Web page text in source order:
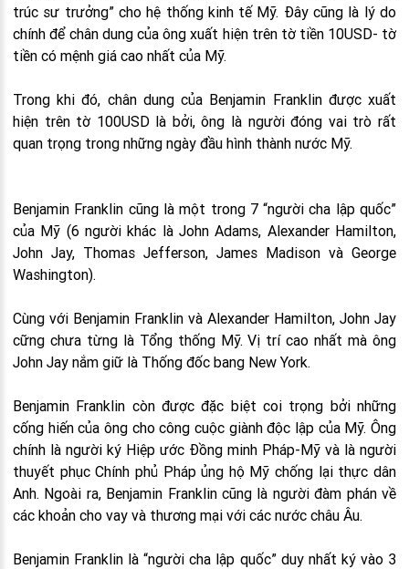
trúc sư trưởng” cho hệ thống kinh tế Mỹ. Đây cũng là lý do
chính để chân dung của ông xuất hiện trên tờ tiền 10USD- tờ
tiền có mệnh giá cao nhất của Mỹ.
Trong khi đó, chân dung của Benjamin Franklin được xuất
hiện trên tờ 100USD là bởi, ông là người đóng vai trò rất
quan trọng trong những ngày đầu hình thành nước Mỹ.
Benjamin Franklin cũng là một trong 7 “người cha lập quốc”
của Mỹ (6 người khác là John Adams, Alexander Hamilton,
John Jay, Thomas Jefferson, James Madison và George
Washington).
Cùng với Benjamin Franklin và Alexander Hamilton, John Jay
cững chưa từng là Tổng thống Mỹ. Vị trí cao nhất mà ông
John Jay nắm giữ là Thống đốc bang New York.
Benjamin Franklin còn được đặc biệt coi trọng bởi những
cống hiến của ông cho công cuộc giành độc lập của Mỹ. Ông
chính là người ký Hiệp ước Đồng minh Pháp-Mỹ và là người
thuyết phục Chính phủ Pháp ủng hộ Mỹ chống lại thực dân
Anh. Ngoài ra, Benjamin Franklin cũng là người đàm phán về
các khoản cho vay và thương mại với các nước châu Âu.
Benjamin Franklin là “người cha lập quốc” duy nhất ký vào 3